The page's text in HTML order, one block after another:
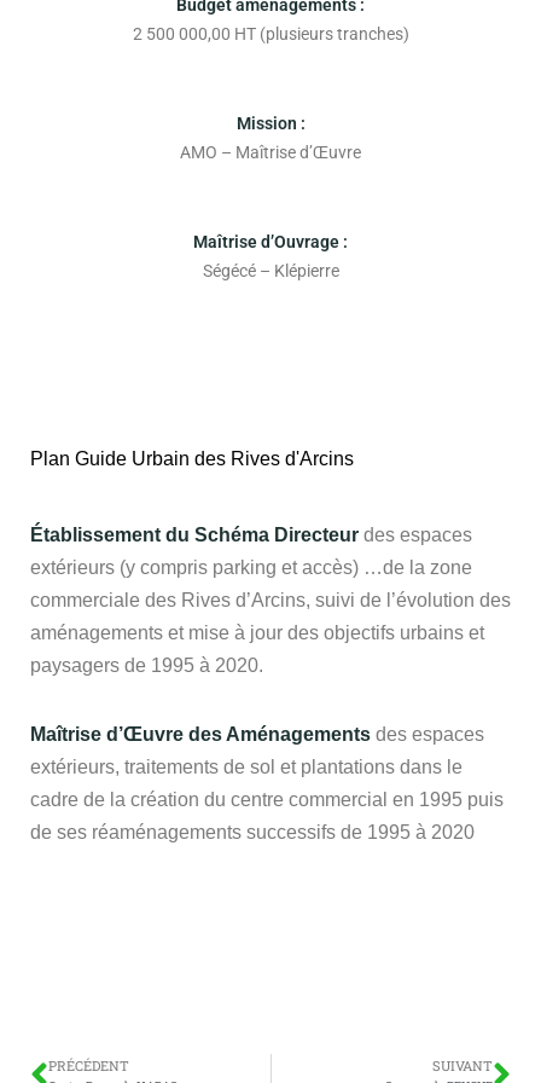
Budget aménagements :
2 500 000,00 HT (plusieurs tranches)
Mission :
AMO – Maîtrise d’Œuvre
Maîtrise d’Ouvrage :
Ségécé – Klépierre
Plan Guide Urbain des Rives d'Arcins
Établissement du Schéma Directeur des espaces
extérieurs (y compris parking et accès) …de la zone
commerciale des Rives d’Arcins, suivi de l’évolution des
aménagements et mise à jour des objectifs urbains et
paysagers de 1995 à 2020.
Maîtrise d’Œuvre des Aménagements des espaces
extérieurs, traitements de sol et plantations dans le
cadre de la création du centre commercial en 1995 puis
de ses réaménagements successifs de 1995 à 2020
PRÉCÉDENT SUIVANT